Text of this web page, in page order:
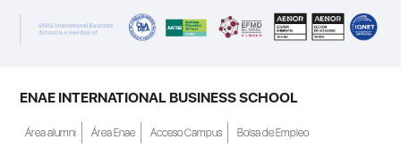
ENAE INTERNATIONAL BUSINESS SCHOOL
Área alumni Área Enae Acceso Campus Bolsa de Empleo